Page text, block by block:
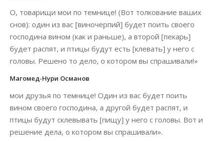
О, товарищи мои по темнице! (Вот толкование ваших
снов): один из вас [виночерпий] будет поить своего
господина вином (как и раньше), а второй [пекарь]
будет распят, и птицы будут есть [клевать] у него с
головы. Решено то дело, о котором вы спрашивали!»
Магомед-Нури Османов
мои друзья по темнице! Один из вас будет поить
вином своего господина, а другой будет распят, и
птицы будут склевывать [пищу] у него с головы. Вот и
решение дела, о котором вы спрашивали».